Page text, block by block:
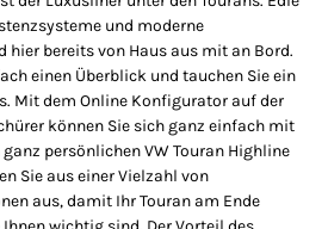
und moderne
bereits von Haus aus mit an Bord.
einen Überblick und tauchen Sie ein
Mit dem Online Konfigurator auf der
können Sie sich ganz einfach mit
persönlichen VW Touran Highline
Sie aus einer Vielzahl von
aus, damit Ihr Touran am Ende